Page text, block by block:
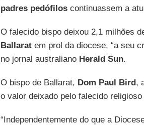
padres pedófiloscontinuassem a
O falecido bispo deixou 2,1 milhões
Ballaratem prol da diocese, “a seu
no jornal australiano Herald Sun.
O bispo de Ballarat, Dom Paul Bird,
o valor deixado pelo falecido
“Independentemente do que a